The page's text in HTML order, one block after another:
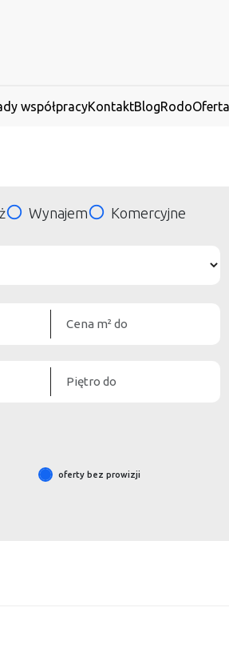
współpracyKontaktBlogRodo
Wynajem Komercyjne
oferty bez prowizji